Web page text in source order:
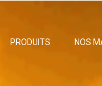
PRODUITS NOS